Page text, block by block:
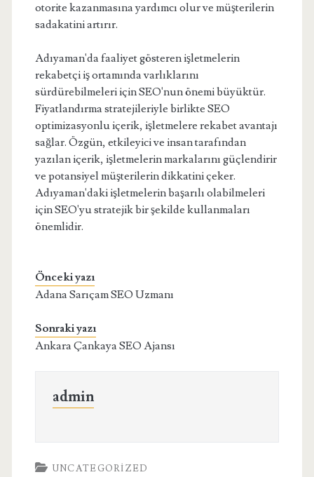
otorite kazanmasına yardımcı olur ve müşterilerin
sadakatini artırır.
Adıyaman'da faaliyet gösteren işletmelerin
rekabetçi iş ortamında varlıklarını
sürdürebilmeleri için SEO'nun önemi büyüktür.
Fiyatlandırma stratejileriyle birlikte SEO
optimizasyonlu içerik, işletmelere rekabet avantajı
sağlar. Özgün, etkileyici ve insan tarafından
yazılan içerik, işletmelerin markalarını güçlendirir
ve potansiyel müşterilerin dikkatini çeker.
Adıyaman'daki işletmelerin başarılı olabilmeleri
için SEO'yu stratejik bir şekilde kullanmaları
önemlidir.
Önceki yazı
Adana Sarıçam SEO Uzmanı
Sonraki yazı
Ankara Çankaya SEO Ajansı
admin
UNCATEGORIZED